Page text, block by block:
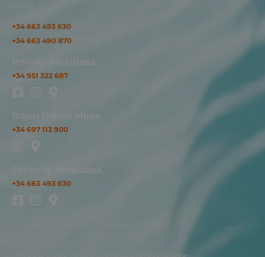
España.
+34 663 493 630
+34 663 490 870
Infinity Alcaidesa
+34 951 322 687
Royal Palms Mijas
+34 697 113 900
Serenity Alcaidesa
+34 663 493 630